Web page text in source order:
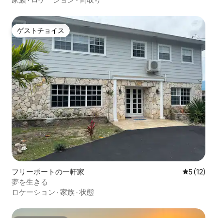
ゲストチョイス
ゲストチョイス
フリーポートの一軒家 レビュー
5 (12)
夢を生きる
ロケーション · 家族 · 状態